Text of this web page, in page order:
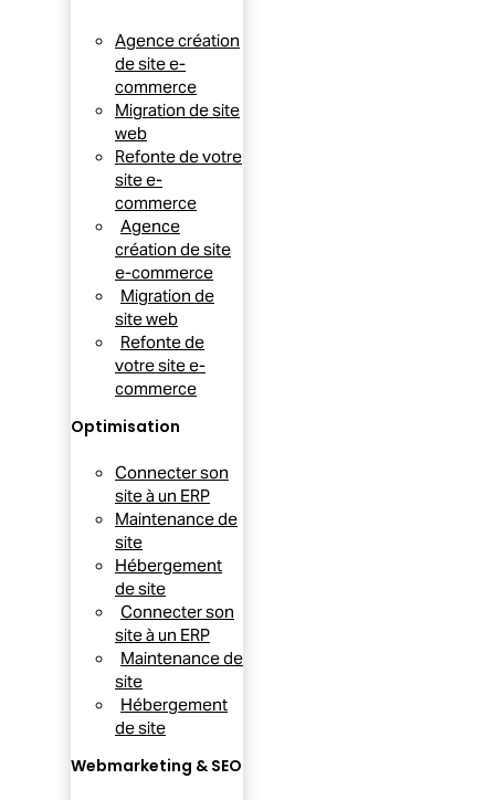
Agence création
de site e-
commerce
Migration de site
web
Refonte de votre
site e-
commerce
Agence
création de site
e-commerce
Migration de
site web
Refonte de
votre site e-
commerce
Optimisation
Connecter son
site à un ERP
Maintenance de
site
Hébergement
de site
Connecter son
site à un ERP
Maintenance de
site
Hébergement
de site
Webmarketing & SEO